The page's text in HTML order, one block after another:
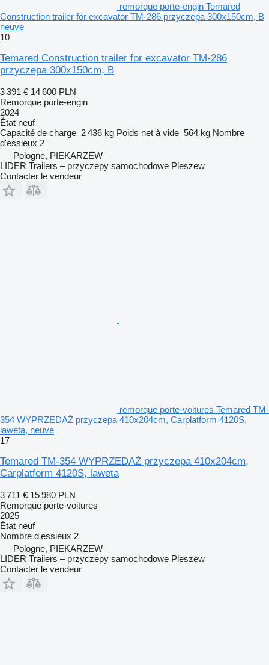
remorque porte-engin Temared
Construction trailer for excavator TM-286 przyczepa 300x150cm, B
neuve
10
Temared Construction trailer for excavator TM-286
przyczepa 300x150cm, B
3 391 € 14 600 PLN
Remorque porte-engin
2024
État neuf
Capacité de charge 2 436 kg Poids net à vide 564 kg Nombre
d'essieux 2
Pologne, PIEKARZEW
LIDER Trailers – przyczepy samochodowe Pleszew
Contacter le vendeur
remorque porte-voitures Temared TM-
354 WYPRZEDAŻ przyczepa 410x204cm, Carplatform 4120S,
laweta, neuve
17
Temared TM-354 WYPRZEDAŻ przyczepa 410x204cm,
Carplatform 4120S, laweta
3 711 € 15 980 PLN
Remorque porte-voitures
2025
État neuf
Nombre d'essieux 2
Pologne, PIEKARZEW
LIDER Trailers – przyczepy samochodowe Pleszew
Contacter le vendeur